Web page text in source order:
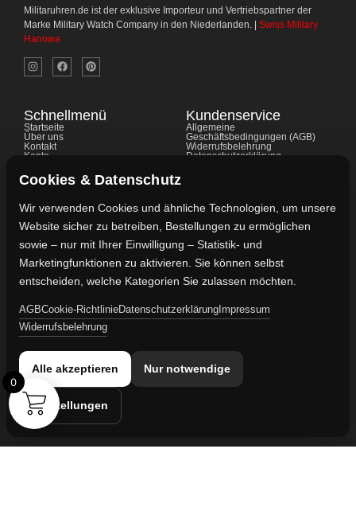
Militaruhren.de ist der exklusive Importeur und Vertriebspartner der
Marke Military Watch Company in den Niederlanden. | Swiss Military
Hanowa
Schnellmenü
Startseite
Über uns
Kontakt
Konto
FAQ's
Kundenservice
Allgemeine
Geschäftsbedingungen (AGB)
Widerrufsbelehrung
Datenschutzerklärung
Kontaktdaten
Vertreten durch:
Lievaart B.V.
Kontakt:
info@militaruhren.de
KVK-Nummer: 74829491
Umsatzsteuer-ID:
NL860042352B01
Cookies & Datenschutz
Wir verwenden Cookies und ähnliche Technologien, um unsere
Website sicher zu betreiben, Bestellungen zu ermöglichen
sowie – nur mit Ihrer Einwilligung – Statistik- und
Marketingfunktionen zu aktivieren. Sie können selbst
entscheiden, welche Kategorien Sie zulassen möchten.
AGBCookie-RichtlinieDatenschutzerklärung Impressum
Widerrufsbelehrung
Alle akzeptieren Nur notwendige
Einstellungen
0